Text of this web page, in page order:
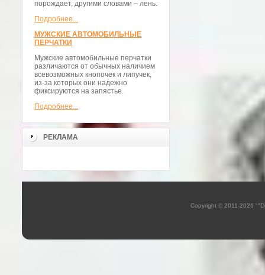
порождает, другими словами – лень.
Подробнее...
МУЖСКИЕ АВТОМОБИЛЬНЫЕ
ПЕРЧАТКИ
Мужские автомобильные перчатки
различаются от обычных наличием
всевозможных кнопочек и липучек,
из-за которых они надежно
фиксируются на запястье.
Подробнее...
РЕКЛАМА
Copyright © 2011-2026